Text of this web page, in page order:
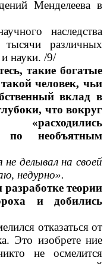
Менделеева в
наследства
тысячи различных
науки. /9/
такие богатые
человек, чьи
вклад в
что вокруг
по необъятным
делывал на своей
недурно».
теории
и добились
отказаться от
Это изобрете ние
не осмелится